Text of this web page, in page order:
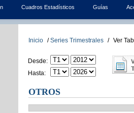
Cuadros Estadísticos Guías
Inicio / Series Trimestrales / Ver
Desde:
Hasta:
OTROS